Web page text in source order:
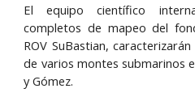
El equipo científico
completos de mapeo del
ROV SuBastian,
de varios montes submarinos
y Gómez.